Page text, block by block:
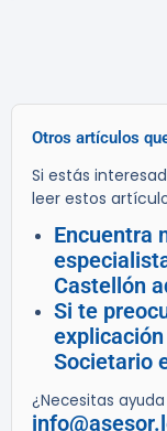
Otros artículos
Si estás
leer estos
Encuentra
Castellón
Si te
Societario
¿Necesitas